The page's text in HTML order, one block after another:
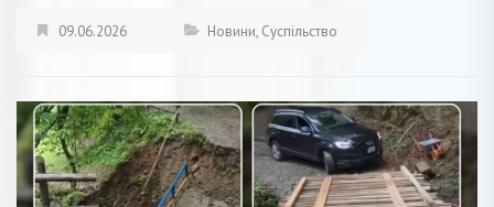
09.06.2026 Новини, Суспільство